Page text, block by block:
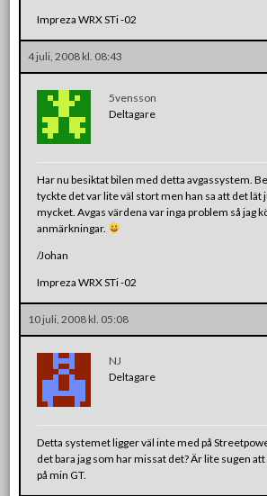
Impreza WRX STi -02
4 juli, 2008 kl. 08:43
5vensson
Deltagare
Har nu besiktat bilen med detta avgassystem.
tyckte det var lite väl stort men han sa att det lät
mycket. Avgas värdena var inga problem så jag
anmärkningar.
/Johan
Impreza WRX STi -02
10 juli, 2008 kl. 05:08
NJ
Deltagare
Detta systemet ligger väl inte med på
det bara jag som har missat det? Är lite sugen
på min GT.